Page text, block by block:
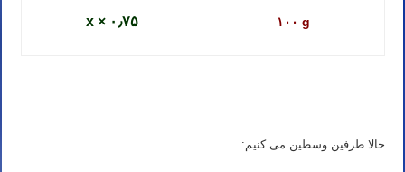
۱۰۰ g x × ۰٫۷۵
حالا طرفین وسطین می کنیم: